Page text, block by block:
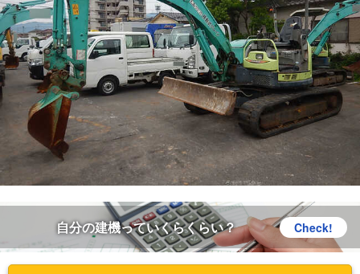
自分の建機っていくらくらい？ Check!